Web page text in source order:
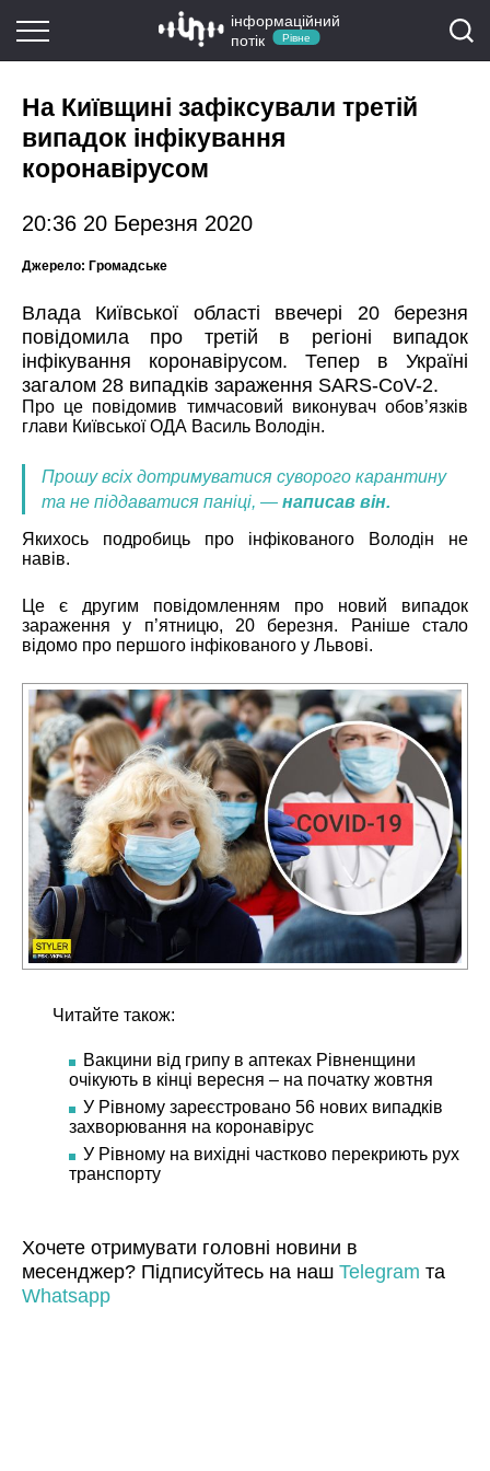
інформаційний
потік
Рівне
На Київщині зафіксували третій
випадок інфікування
коронавірусом
20:36 20 Березня 2020
Джерело: Громадське
Влада Київської області ввечері 20 березня
повідомила про третій в регіоні випадок
інфікування коронавірусом. Тепер в Україні
загалом 28 випадків зараження SARS-CoV-2.
Про це повідомив тимчасовий виконувач обов’язків
глави Київської ОДА Василь Володін.
Прошу всіх дотримуватися суворого карантину
та не піддаватися паніці, — написав він.
Якихось подробиць про інфікованого Володін не
навів.
Це є другим повідомленням про новий випадок
зараження у п’ятницю, 20 березня. Раніше стало
відомо про першого інфікованого у Львові.
Читайте також:
Вакцини від грипу в аптеках Рівненщини
очікують в кінці вересня – на початку жовтня
У Рівному зареєстровано 56 нових випадків
захворювання на коронавірус
У Рівному на вихідні частково перекриють рух
транспорту
Хочете отримувати головні новини в
месенджер? Підписуйтесь на наш Telegram та
Whatsapp